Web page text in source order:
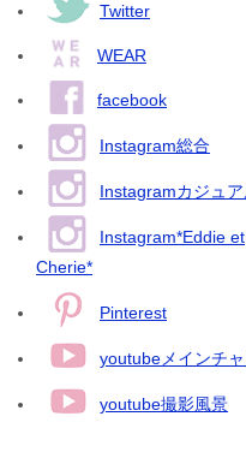
Twitter
WEAR
facebook
Instagram総合
Instagramカジュ
Instagram*Eddie et
Cherie*
Pinterest
youtubeメインチ
youtube撮影風景